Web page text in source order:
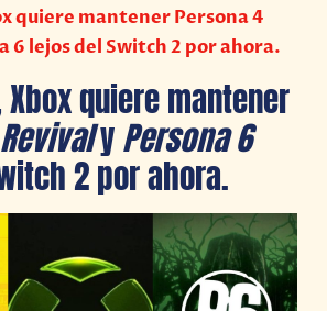
quiere mantener Persona 4
6 lejos del Switch 2 por ahora.
quiere mantener
yPersona 6
2 por ahora.